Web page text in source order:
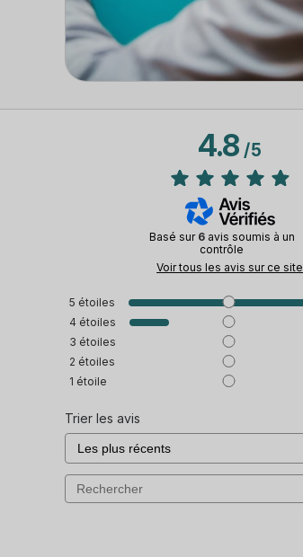
4.8/5
Basé sur 6 avis soumis à un
contrôle
Voir tous les avis sur ce site
5 étoiles
4 étoiles
3 étoiles
2 étoiles
1 étoile
Trier les avis